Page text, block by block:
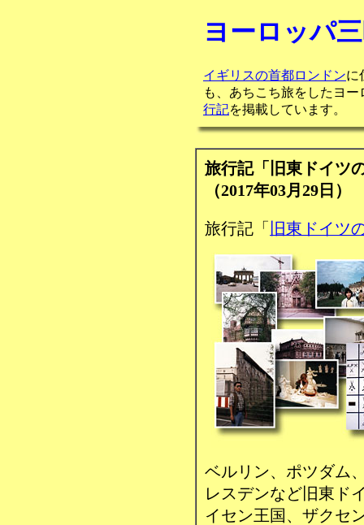
ヨーロッパ
イギリスの首都ロンドンに
も、あちこち旅をしたヨ
行記を掲載しています。
旅行記「旧東ドイツ
（2017年03月29日）
旅行記「 旧東ドイツ
ベルリン、ポツダム
レスデンなど旧東ド
イセン王国、ザクセ